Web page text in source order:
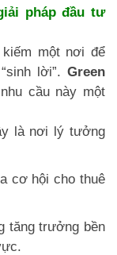
pháp đầu tư
một nơi để
lời”. Green
cầu này một
là nơi lý tưởng
cơ hội cho thuê
tăng trưởng bền